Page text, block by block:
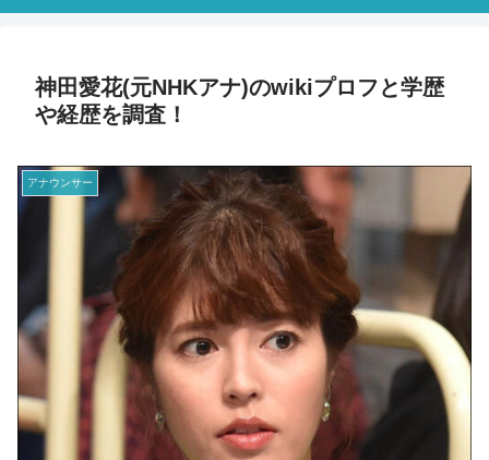
神田愛花(元NHKアナ)のwikiプロフと学歴
や経歴を調査！
アナウンサー